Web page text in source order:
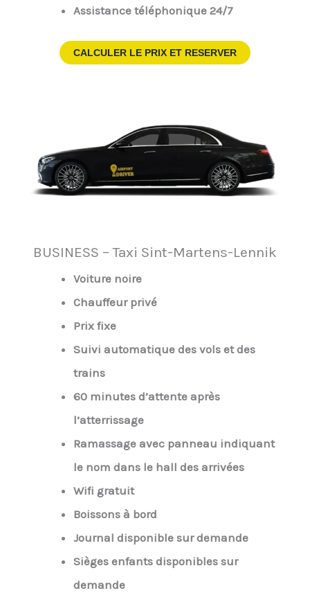
Assistance téléphonique 24/7
CALCULER LE PRIX ET RESERVER
BUSINESS – Taxi Sint-Martens-Lennik
Voiture noire
Chauffeur privé
Prix fixe
Suivi automatique des vols et des
trains
60 minutes d’attente après
l’atterrissage
Ramassage avec panneau indiquant
le nom dans le hall des arrivées
Wifi gratuit
Boissons à bord
Journal disponible sur demande
Sièges enfants disponibles sur
demande